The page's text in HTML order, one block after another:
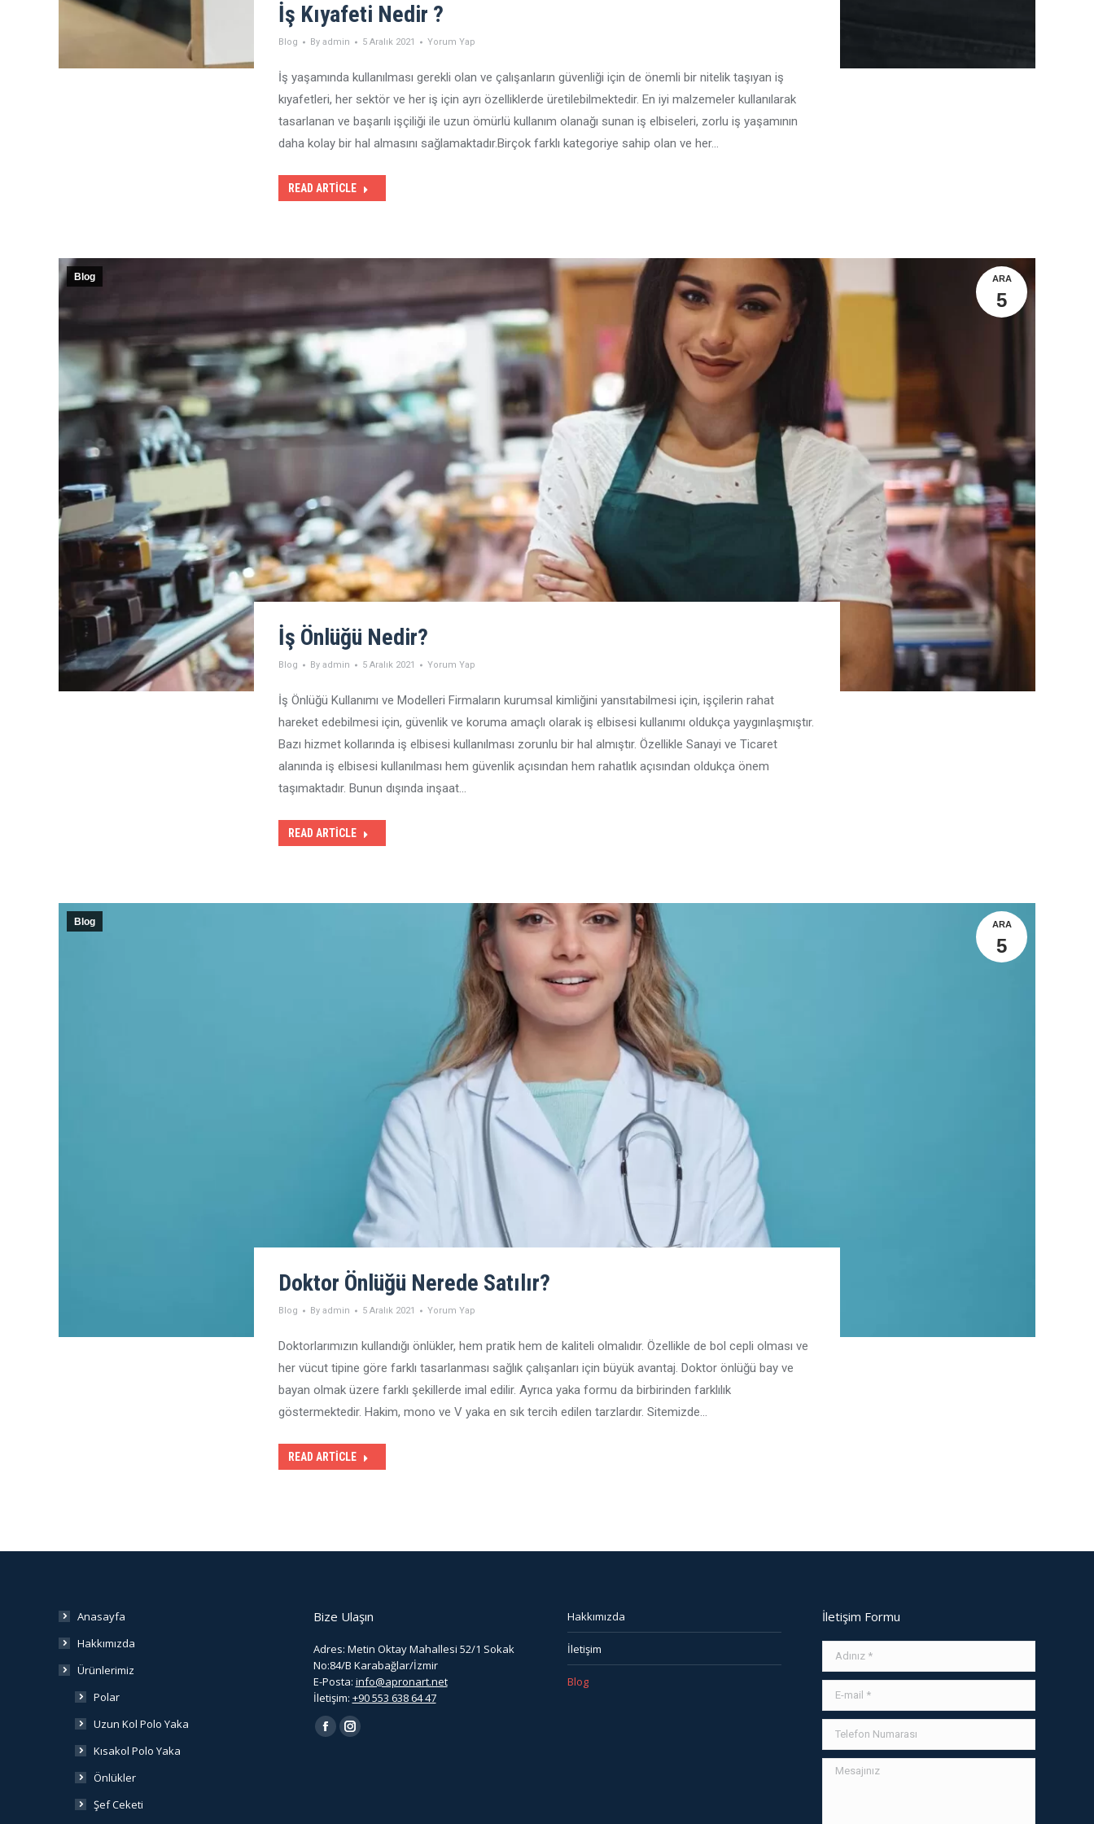
İş Kıyafeti Nedir ?
Blog By admin 5 Aralık 2021 Yorum Yap
İş yaşamında kullanılması gerekli olan ve çalışanların güvenliği için de önemli bir nitelik taşıyan iş
kıyafetleri, her sektör ve her iş için ayrı özelliklerde üretilebilmektedir. En iyi malzemeler kullanılarak
tasarlanan ve başarılı işçiliği ile uzun ömürlü kullanım olanağı sunan iş elbiseleri, zorlu iş yaşamının
daha kolay bir hal almasını sağlamaktadır.Birçok farklı kategoriye sahip olan ve her…
READ ARTICLE
ARA
5
Blog
İş Önlüğü Nedir?
Blog By admin 5 Aralık 2021 Yorum Yap
İş Önlüğü Kullanımı ve Modelleri Firmaların kurumsal kimliğini yansıtabilmesi için, işçilerin rahat
hareket edebilmesi için, güvenlik ve koruma amaçlı olarak iş elbisesi kullanımı oldukça yaygınlaşmıştır.
Bazı hizmet kollarında iş elbisesi kullanılması zorunlu bir hal almıştır. Özellikle Sanayi ve Ticaret
alanında iş elbisesi kullanılması hem güvenlik açısından hem rahatlık açısından oldukça önem
taşımaktadır. Bunun dışında inşaat…
READ ARTICLE
ARA
5
Blog
Doktor Önlüğü Nerede Satılır?
Blog By admin 5 Aralık 2021 Yorum Yap
Doktorlarımızın kullandığı önlükler, hem pratik hem de kaliteli olmalıdır. Özellikle de bol cepli olması ve
her vücut tipine göre farklı tasarlanması sağlık çalışanları için büyük avantaj. Doktor önlüğü bay ve
bayan olmak üzere farklı şekillerde imal edilir. Ayrıca yaka formu da birbirinden farklılık
göstermektedir. Hakim, mono ve V yaka en sık tercih edilen tarzlardır. Sitemizde…
READ ARTICLE
Anasayfa
Hakkımızda
Ürünlerimiz
Polar
Uzun Kol Polo Yaka
Kısakol Polo Yaka
Önlükler
Şef Ceketi
Bize Ulaşın
Adres: Metin Oktay Mahallesi 52/1 Sokak
No:84/B Karabağlar/İzmir
E-Posta: info@apronart.net
İletişim: +90 553 638 64 47
Find us on:
FacebookInstagram
Hakkımızda
İletişim
Blog
İletişim Formu
Adınız *
E-mail *
Telefon Numarası
Mesajınız